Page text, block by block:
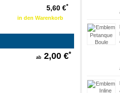
5,60 €*
ab 2,00 €*